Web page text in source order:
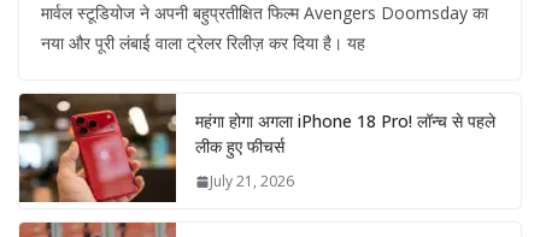
मार्वल स्टूडियोज ने अपनी बहुप्रतीक्षित फिल्म Avengers Doomsday का
नया और पूरी लंबाई वाला ट्रेलर रिलीज़ कर दिया है। यह
महंगा होगा अगला iPhone 18 Pro! लॉन्च से पहले
लीक हुए फीचर्स
July 21, 2026